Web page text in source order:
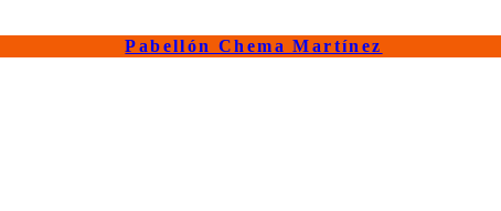
Pabellón Chema Martínez